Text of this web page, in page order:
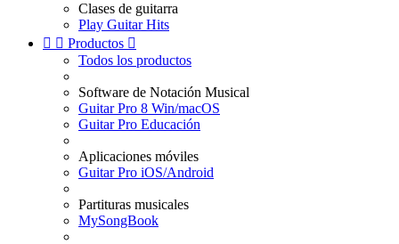
Clases de guitarra
Play Guitar Hits
  Productos 
Todos los productos
Software de Notación Musical
Guitar Pro 8 Win/macOS
Guitar Pro Educación
Aplicaciones móviles
Guitar Pro iOS/Android
Partituras musicales
MySongBook